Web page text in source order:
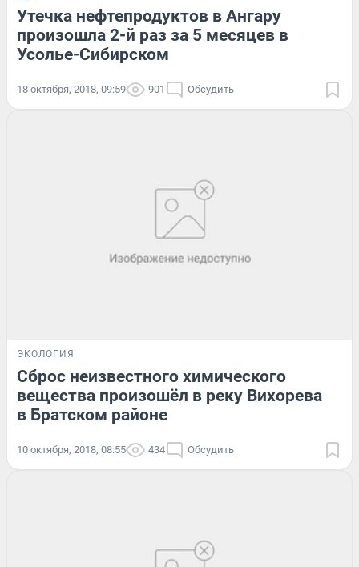
Утечка нефтепродуктов в Ангару
произошла 2-й раз за 5 месяцев в
Усолье-Сибирском
18 октября, 2018, 09:59 901 Обсудить
ЭКОЛОГИЯ
Сброс неизвестного химического
вещества произошёл в реку Вихорева
в Братском районе
10 октября, 2018, 08:55 434 Обсудить